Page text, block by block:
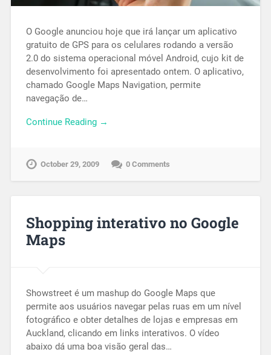
O Google anunciou hoje que irá lançar um aplicativo
gratuito de GPS para os celulares rodando a versão
2.0 do sistema operacional móvel Android, cujo kit de
desenvolvimento foi apresentado ontem. O aplicativo,
chamado Google Maps Navigation, permite
navegação de…
Continue Reading →
October 29, 2009 0 Comments
Shopping interativo no Google
Maps
Showstreet é um mashup do Google Maps que
permite aos usuários navegar pelas ruas em um nível
fotográfico e obter detalhes de lojas e empresas em
Auckland, clicando em links interativos. O vídeo
abaixo dá uma boa visão geral das…